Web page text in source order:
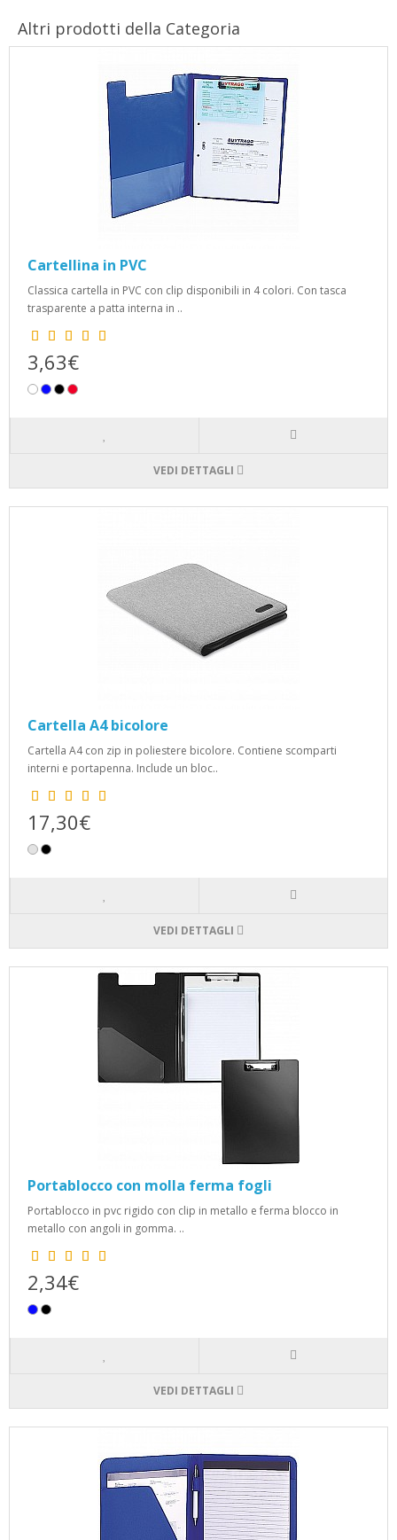
Altri prodotti della Categoria
Cartellina in PVC
Classica cartella in PVC con clip disponibili in 4 colori. Con tasca
trasparente a patta interna in ..
3,63€
VEDI DETTAGLI
Cartella A4 bicolore
Cartella A4 con zip in poliestere bicolore. Contiene scomparti
interni e portapenna. Include un bloc..
17,30€
VEDI DETTAGLI
Portablocco con molla ferma fogli
Portablocco in pvc rigido con clip in metallo e ferma blocco in
metallo con angoli in gomma. ..
2,34€
VEDI DETTAGLI